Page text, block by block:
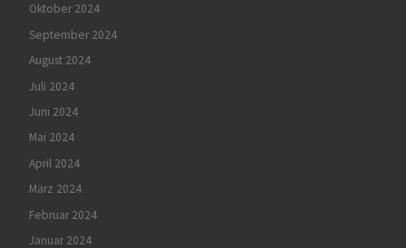
Oktober 2024
September 2024
August 2024
Juli 2024
Juni 2024
Mai 2024
April 2024
März 2024
Februar 2024
Januar 2024